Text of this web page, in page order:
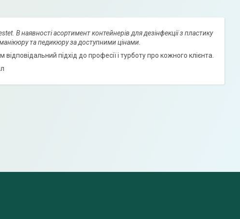
В наявності асортимент контейнерів для дезінфекції з пластику
та педикюру за доступними цінами.
підхід до професії і турботу про кожного клієнта.